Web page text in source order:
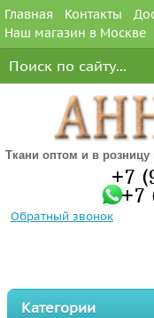
Главная Контакты
Наш магазин в Москве
Ткани оптом и в розницу
+7
+7
Обратный звонок
Категории